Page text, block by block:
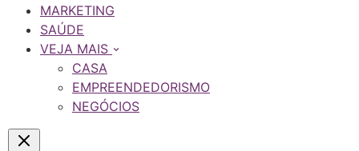
MARKETING
SAÚDE
VEJA MAIS
CASA
EMPREENDEDORISMO
NEGÓCIOS